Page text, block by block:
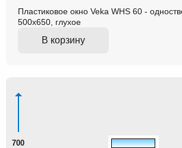
Пластиковое окно Veka WHS 60 -
500x650, глухое
В корзину
700